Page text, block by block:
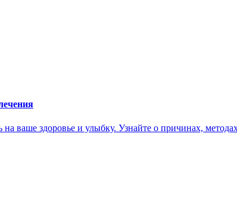
ваше здоровье и улыбку. Узнайте о причинах,